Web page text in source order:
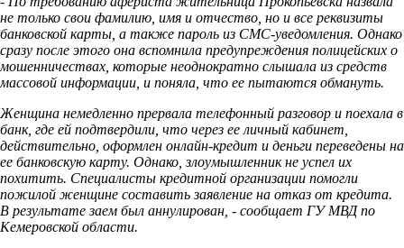
не только свои фамилию, имя и отчество, но и все реквизиты
банковской карты, а также пароль из СМС-уведомления. Однако
сразу после этого она вспомнила предупреждения полицейских о
мошенничествах, которые неоднократно слышала из средств
массовой информации, и поняла, что ее пытаются обмануть.
Женщина немедленно прервала телефонный разговор и поехала в
банк, где ей подтвердили, что через ее личный кабинет,
действительно, оформлен онлайн-кредит и деньги переведены на
ее банковскую карту. Однако, злоумышленник не успел их
похитить. Специалисты кредитной организации помогли
пожилой женщине составить заявление на отказ от кредита.
В результате заем был аннулирован, - сообщает ГУ МВД по
Кемеровской области.